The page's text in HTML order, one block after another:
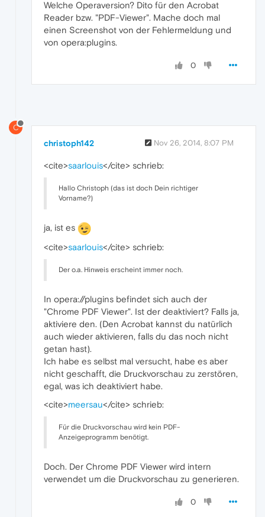
Welche Operaversion? Dito für den Acrobat
Reader bzw. "PDF-Viewer". Mache doch mal
einen Screenshot von der Fehlermeldung und
von opera:plugins.
0
C
christoph142 Nov 26, 2014, 8:07 PM
<cite>saarlouis</cite> schrieb:
Hallo Christoph (das ist doch Dein richtiger
Vorname?)
ja, ist es
<cite>saarlouis</cite> schrieb:
Der o.a. Hinweis erscheint immer noch.
In opera://plugins befindet sich auch der
"Chrome PDF Viewer". Ist der deaktiviert? Falls ja,
aktiviere den. (Den Acrobat kannst du natürlich
auch wieder aktivieren, falls du das noch nicht
getan hast).
Ich habe es selbst mal versucht, habe es aber
nicht geschafft, die Druckvorschau zu zerstören,
egal, was ich deaktiviert habe.
<cite>meersau</cite> schrieb:
Für die Druckvorschau wird kein PDF-
Anzeigeprogramm benötigt.
Doch. Der Chrome PDF Viewer wird intern
verwendet um die Druckvorschau zu generieren.
0